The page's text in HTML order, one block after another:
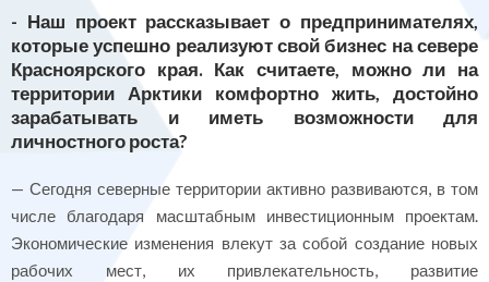
- Наш проект рассказывает о предпринимателях,
которые успешно реализуют свой бизнес на севере
Красноярского края. Как считаете, можно ли на
территории Арктики комфортно жить, достойно
зарабатывать и иметь возможности для
личностного роста?
— Сегодня северные территории активно развиваются, в том
числе благодаря масштабным инвестиционным проектам.
Экономические изменения влекут за собой создание новых
рабочих мест, их привлекательность, развитие